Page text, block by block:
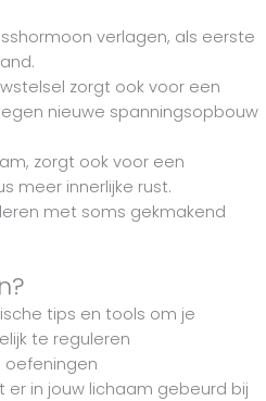
verlagen, als eerste
zorgt ook voor een
nieuwe spanningsopbouw
zorgt ook voor een
meer innerlijke rust.
met soms gekmakend
tips en tools om je
te reguleren
oefeningen
in jouw lichaam gebeurd bij